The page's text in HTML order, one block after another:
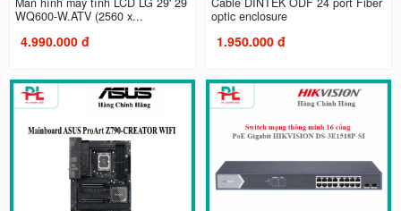
WQ600-W.ATV (2560 x...
4.990.000 đ
optic enclosure
1.950.000 đ